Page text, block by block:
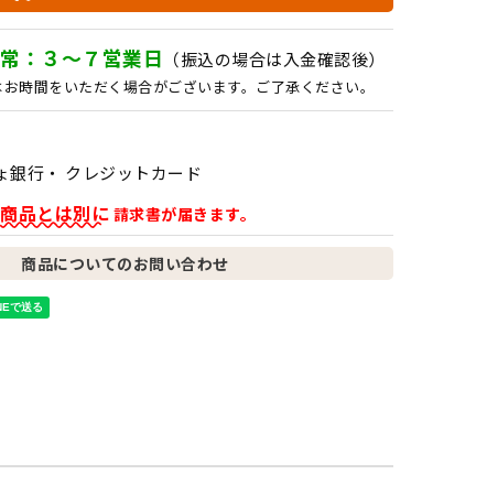
：３～７営業日 （振込の場合は入金確認後）
時間をいただく場合がございます。ご了承ください。
銀行・ クレジットカード
商品とは別に 請求書が届きます。
商品についてのお問い合わせ